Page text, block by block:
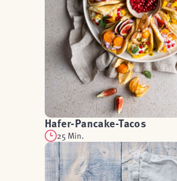
Hafer-Pancake-Tacos
25 Min.